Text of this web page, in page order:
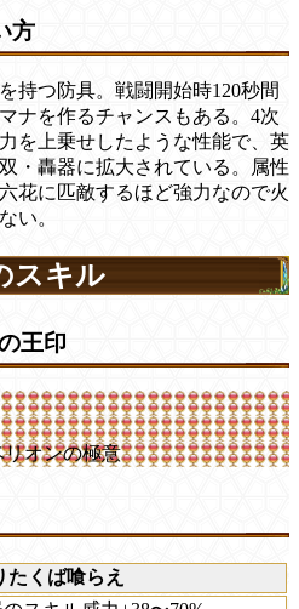
方
持つ防具。戦闘開始時120秒間
ナを作るチャンスもある。4次
を上乗せしたような性能で、英
・轟器に拡大されている。属性
花に匹敵するほど強力なので火
い。
スキル
王印
オンの極意
たくば喰らえ